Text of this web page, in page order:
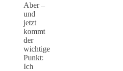
Aber –
und
jetzt
kommt
der
wichtige
Punkt:
Ich